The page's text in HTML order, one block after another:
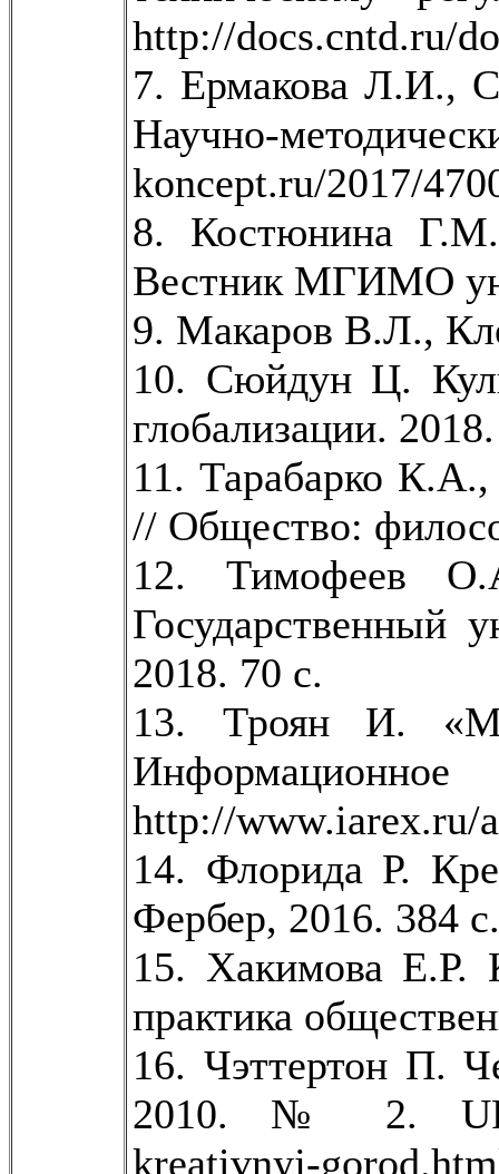
http://docs.cntd.ru/
7. Ермакова Л.И.,
Научно-
koncept.ru/2017/
8. Костюнина
Вестник МГИМО
9. Макаров В.Л.,
10. Сюйдун Ц.
глобализации.
11. Тарабарко
// Общество:
12. Тимофеев
Государственный
2018. 70 с.
13. Троян И.
http://www.iarex.ru/
14. Флорида Р.
Фербер, 2016. 384 с.
15. Хакимова Е.Р.
практика
16. Чэттертон П.
2010. № 2. URL:
kreativnyj-